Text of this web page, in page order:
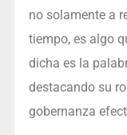
no solamente a
tiempo, es algo
dicha es la
destacando su
gobernanza